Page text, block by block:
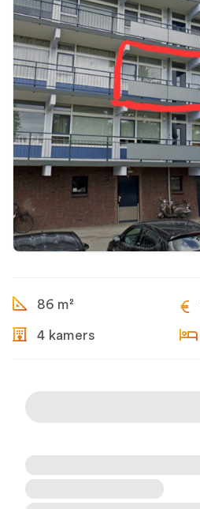
86 m²
4 kamers